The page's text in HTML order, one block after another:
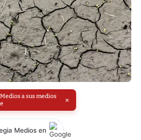
a sus medios
×
Medios en